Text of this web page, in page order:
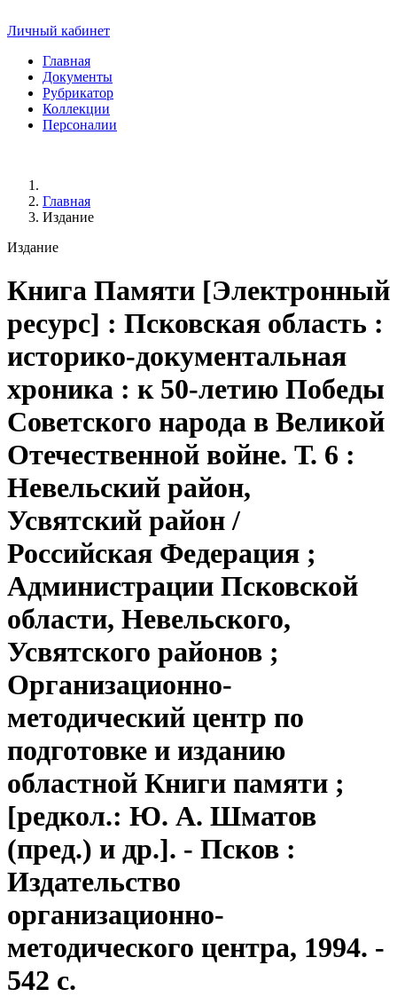
Личный кабинет
Главная
Документы
Рубрикатор
Коллекции
Персоналии
Главная
Издание
Издание
Книга Памяти [Электронный
ресурс] : Псковская область :
историко-документальная
хроника : к 50-летию Победы
Советского народа в Великой
Отечественной войне. Т. 6 :
Невельский район,
Усвятский район /
Российская Федерация ;
Администрации Псковской
области, Невельского,
Усвятского районов ;
Организационно-
методический центр по
подготовке и изданию
областной Книги памяти ;
[редкол.: Ю. А. Шматов
(пред.) и др.]. - Псков :
Издательство
организационно-
методического центра, 1994. -
542 с.